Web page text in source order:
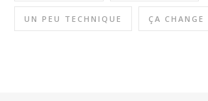
UN PEU TECHNIQUE ÇA CHANGE